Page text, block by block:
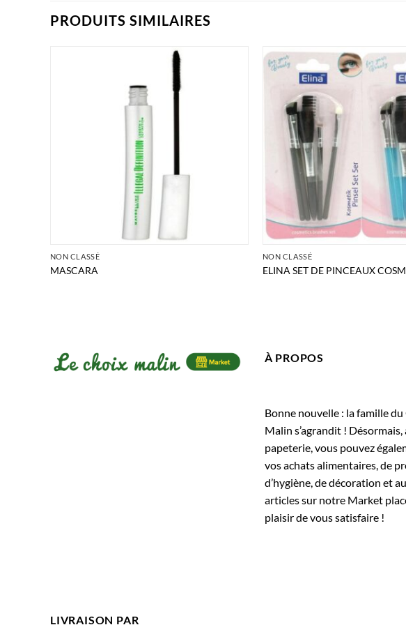
PRODUITS SIMILAIRES
NON CLASSÉ
MASCARA
NON CLASSÉ
ELINA SET DE PINCEAUX
À PROPOS
Bonne nouvelle : la famille
Malin s’agrandit ! Désormais,
papeterie, vous pouvez
vos achats alimentaires, de
d’hygiène, de décoration et
articles sur notre Market
plaisir de vous satisfaire !
LIVRAISON PAR